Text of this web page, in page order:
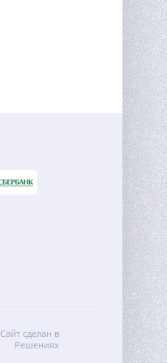
Сайт сделан в
Решениях